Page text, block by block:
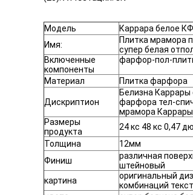
Модель
Каррара белое
Имя:
Плитка мрамора
супер белая
Включенные
компоненты
фарфор-пол-
Материал Плитка фарфора
Дискриптион
Белизна Каррары
фарфора тел-
мрамора Каррары
Размеры
продукта
24 кс 48 кс 0,47
Толщина
12мм
Финиш
различная
штейновый
картина
оригинальный
комбинаций